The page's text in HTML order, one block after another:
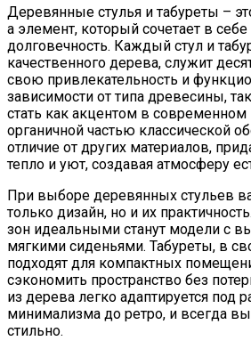
Деревянные стулья и табуреты –
а элемент, который сочетает в
долговечность. Каждый стул и
качественного дерева, служит
свою привлекательность и
зависимости от типа древесины,
стать как акцентом в современном
органичной частью классической
отличие от других материалов,
тепло и уют, создавая атмосферу
При выборе деревянных стульев
только дизайн, но и их
зон идеальными станут модели с
мягкими сиденьями. Табуреты, в
подходят для компактных
сэкономить пространство без
из дерева легко адаптируется под
минимализма до ретро, и всегда
стильно.